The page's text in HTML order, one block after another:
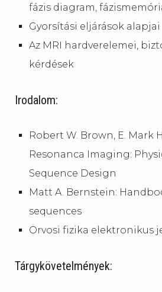
fázis diagram,
Gyorsítási eljárások alapjai
Az MRI hardverelemei,
kérdések
Irodalom:
Robert W. Brown, E. Mark
Resonanca Imaging:
Sequence Design
Matt A. Bernstein:
sequences
Orvosi fizika elektronikus
Tárgykövetelmények: